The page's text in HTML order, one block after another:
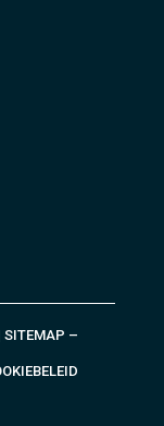
SITEMAP –